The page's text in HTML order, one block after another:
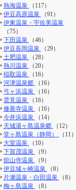
熱海温泉
（117）
伊豆高原温泉
（91）
伊東温泉・宇佐美温泉
（75）
下田温泉
（46）
伊豆長岡温泉
（29）
土肥温泉
（28）
熱川温泉
（20）
稲取温泉
（16）
河津温泉郷
（16）
弓ヶ浜温泉
（16）
雲見温泉
（16）
修善寺温泉
（16）
今井浜温泉
（14）
天城湯ヶ島温泉郷
（12）
堂ヶ島温泉（静岡）
（11）
大室温泉
（10）
下賀茂温泉
（9）
舘山寺温泉
（9）
伊豆城ヶ崎温泉
（8）
片瀬温泉・白田温泉
（8）
梅ヶ島温泉
（8）